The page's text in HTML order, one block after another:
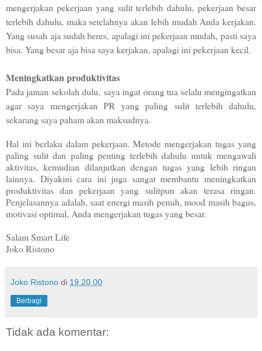
mengerjakan pekerjaan yang sulit terlebih dahulu, pekerjaan besar
terlebih dahulu, maka setelahnya akan lebih mudah Anda kerjakan.
Yang susah aja sudah beres, apalagi ini pekerjaan mudah, pasti saya
bisa. Yang besar aja bisa saya kerjakan, apalagi ini pekerjaan kecil.
Meningkatkan produktivitas
Pada jaman sekolah dulu, saya ingat orang tua selalu mengingatkan
agar saya mengerjakan PR yang paling sulit terlebih dahulu,
sekarang saya paham akan maksudnya.
Hal ini berlaku dalam pekerjaan. Metode mengerjakan tugas yang
paling sulit dan paling penting terlebih dahulu untuk mengawali
aktivitas, kemudian dilanjutkan dengan tugas yang lebih ringan
lainnya. Diyakini cara ini juga sangat membantu meningkatkan
produktivitas dan pekerjaan yang sulitpun akan terasa ringan.
Penjelasannya adalah, saat energi masih penuh, mood masih bagus,
motivasi optimal, Anda mengerjakan tugas yang besar.
Salam Smart Life
Joko Ristono
Joko Ristono di 19.20.00
Berbagi
Tidak ada komentar: